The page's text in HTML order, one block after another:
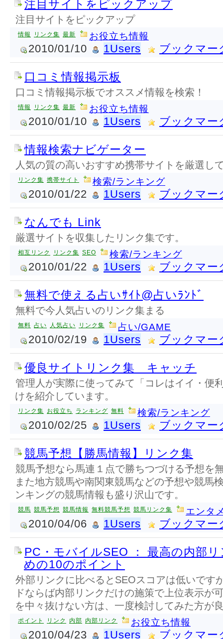
注目サイトをピックアップ
注目サイトをピックアップ
情報 リンク集 最新 お役立ち情報
2010/01/10 1Users ブックマー
口コミ情報掲示板
口コミ情報掲示板でオススメ情報を検索！
情報 リンク集 最新 お役立ち情報
2010/01/10 1Users ブックマー
情報検索ナビゲーター
人気の質の高いおすすめ携帯サイトを厳選し
リンク集 携帯サイト 検索/ランキング
2010/01/22 1Users ブックマー
なんでも Link
厳選サイトを収集したリンク集です。
相互リンク リンク集 SEO 検索/ランキング
2010/01/22 1Users ブックマー
無料で使える占いｻｲﾄ@占いﾗﾝﾄﾞ
無料で今人気占いのリンク集まる
無料 占い 人気占い リンク集 占い/GAME
2010/02/19 1Users ブックマー
優良サイトリンク集 キャッチ
管理人が実際に使ってみて「コレはイイ・便
けを紹介しています。
リンク集 お役立ち ランキング 無料 検索/ランキング
2010/02/25 1Users ブックマー
競馬予想【勝馬情報】リンク集
競馬予想なら馬連１点で勝ちつづける予想を
また地方競馬や南関東競馬などの予想や競馬
ンキングの競馬情報も盛り沢山です。
競馬 競馬予想 競馬情報 無料競馬予想 競馬リンク集 エンタ
2010/04/06 1Users ブックマー
PC・モバイルSEO ： 最高の内部
めの10のポイント
外部リンクに比べるとSEOスコアは低いです
ドならば内部リンクだけの施策で上位表示が
を中々抜けない方は、一度検討してみた方が
ポイント リンク 内部 内部リンク お役立ち情報
2010/04/23 1Users ブックマー